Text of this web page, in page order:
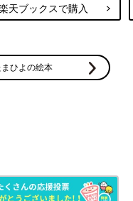
天ブックスで購入
ひよの絵本